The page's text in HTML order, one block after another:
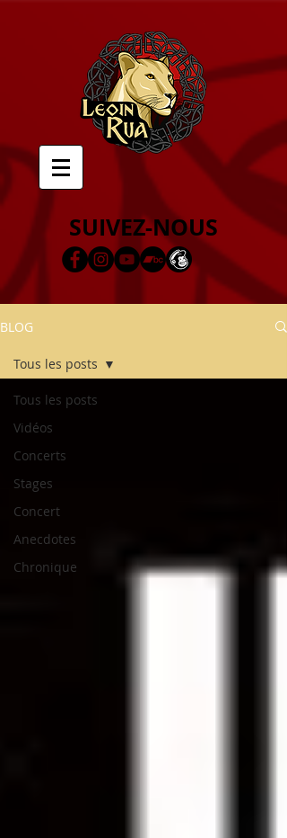
SUIVEZ-NOUS
BLOG
Tous les posts
Vidéos
Concerts
Stages
Concert
Anecdotes
Chronique
Tous les posts